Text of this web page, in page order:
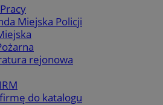
Miejska Policji
rejonowa
do katalogu